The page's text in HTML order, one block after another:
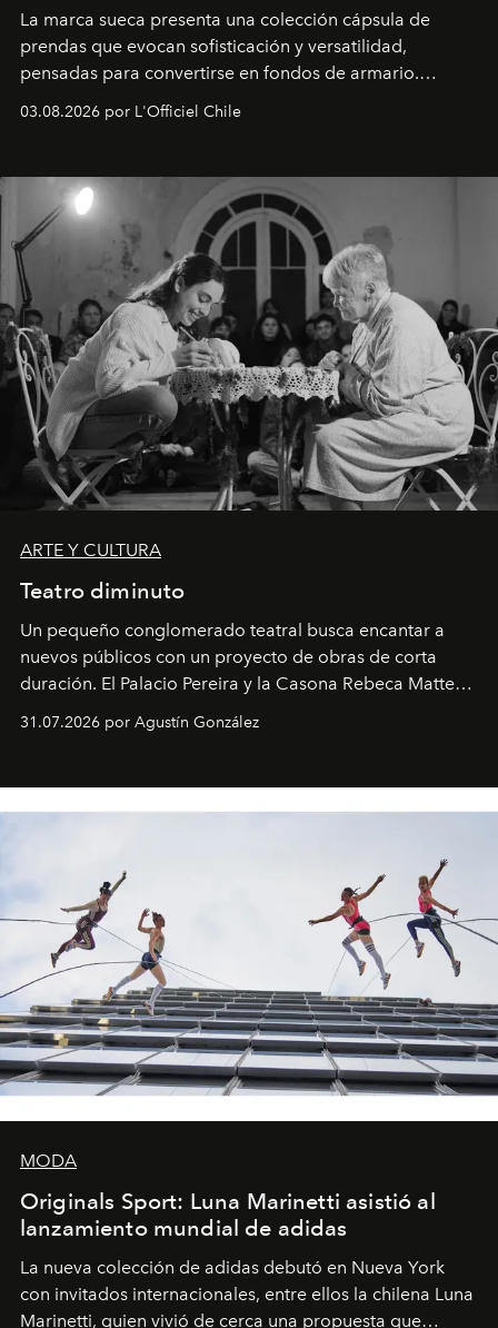
La marca sueca presenta una colección cápsula de
prendas que evocan sofisticación y versatilidad,
pensadas para convertirse en fondos de armario.
03.08.2026 por L'Officiel Chile
ARTE Y CULTURA
Teatro diminuto
Un pequeño conglomerado teatral busca encantar a
nuevos públicos con un proyecto de obras de corta
duración. El Palacio Pereira y la Casona Rebeca Matte
miniobras. Sus puestas en escena son limpias; ponen el
31.07.2026 por Agustín González
MODA
Originals Sport: Luna Marinetti asistió al
lanzamiento mundial de adidas
La nueva colección de adidas debutó en Nueva York
con invitados internacionales, entre ellos la chilena Luna
Marinetti, quien vivió de cerca una propuesta que